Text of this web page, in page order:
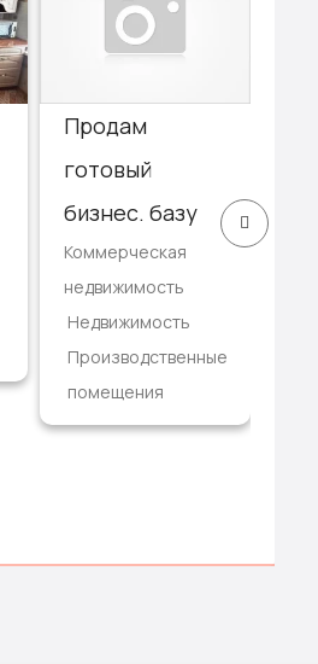
Продам
готовый
бизнес. базу
Коммерческая
недвижимость
Недвижимость
Производственные
помещения